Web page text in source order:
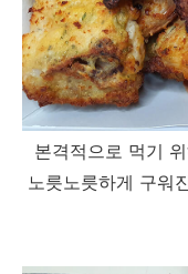
본격적으로 먹기
노릇노릇하게 구워